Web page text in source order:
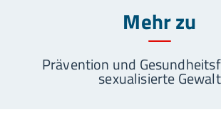
Mehr zu
Prävention und
sexualisierte Gewalt